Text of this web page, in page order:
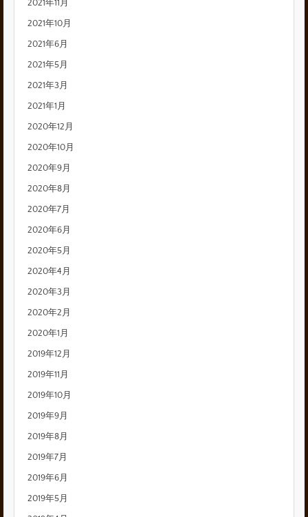
2021年11月
2021年10月
2021年6月
2021年5月
2021年3月
2021年1月
2020年12月
2020年10月
2020年9月
2020年8月
2020年7月
2020年6月
2020年5月
2020年4月
2020年3月
2020年2月
2020年1月
2019年12月
2019年11月
2019年10月
2019年9月
2019年8月
2019年7月
2019年6月
2019年5月